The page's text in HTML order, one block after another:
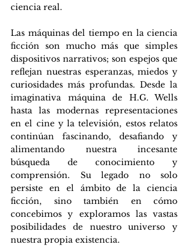
ciencia real.
Las máquinas del tiempo en la ciencia
ficción son mucho más que simples
dispositivos narrativos; son espejos que
reflejan nuestras esperanzas, miedos y
curiosidades más profundas. Desde la
imaginativa máquina de H.G. Wells
hasta las modernas representaciones
en el cine y la televisión, estos relatos
continúan fascinando, desafiando y
alimentando nuestra incesante
búsqueda de conocimiento y
comprensión. Su legado no solo
persiste en el ámbito de la ciencia
ficción, sino también en cómo
concebimos y exploramos las vastas
posibilidades de nuestro universo y
nuestra propia existencia.